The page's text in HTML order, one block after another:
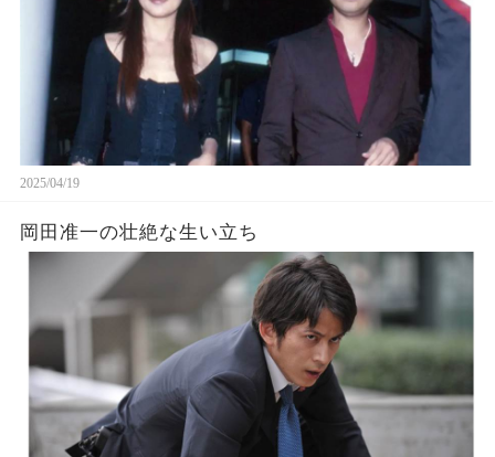
2025/04/19
岡田准一の壮絶な生い立ち